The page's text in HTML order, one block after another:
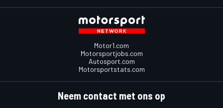
Motor1.com
Motorsportjobs.com
Autosport.com
Motorsportstats.com
Neem contact met ons op